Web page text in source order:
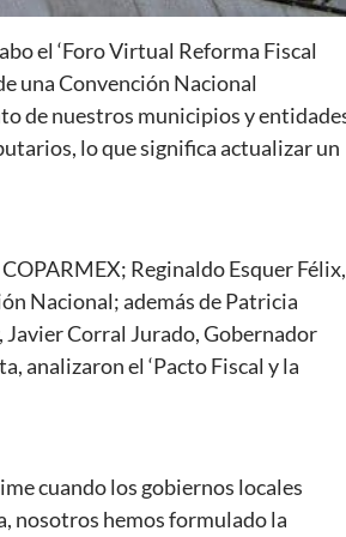
el ‘Foro Virtual Reforma Fiscal
una Convención Nacional
de nuestros municipios y
lo que significa actualizar un
Reginaldo Esquer Félix,
Nacional; además de Patricia
Javier Corral Jurado, Gobernador
analizaron el ‘Pacto Fiscal y la
cuando los gobiernos locales
nosotros hemos formulado la